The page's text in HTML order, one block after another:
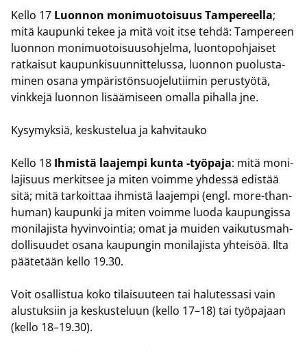
Kello 17 Luon­non mo­ni­muo­toi­suus Tam­pe­reel­la;
mitä kau­pun­ki tekee ja mitä voit itse tehdä: Tam­pe­reen
luon­non mo­ni­muo­toi­suus­oh­jel­ma, luon­to­poh­jai­set
rat­kai­sut kau­pun­ki­suun­nit­te­lus­sa, luon­non puo­lus­ta­
mi­nen osana ym­pä­ris­tön­suo­je­lu­tii­min pe­rus­työ­tä,
vink­ke­jä luon­non li­sää­mi­seen omal­la pi­hal­la jne.
Ky­sy­myk­siä, kes­kus­te­lua ja kah­vi­tau­ko
Kello 18 Ih­mis­tä laa­jem­pi kunta -​työpaja: mitä mo­ni­
la­ji­suus mer­kit­see ja miten voim­me yh­des­sä edis­tää
sitä; mitä tar­koit­taa ih­mis­tä laa­jem­pi (engl. more-​than-
human) kau­pun­ki ja miten voim­me luoda kau­pun­gis­sa
mo­ni­la­jis­ta hy­vin­voin­tia; omat ja mui­den vai­ku­tus­mah­
dol­li­suu­det osana kau­pun­gin mo­ni­la­jis­ta yh­tei­söä. Ilta
pää­te­tään kello 19.30.
Voit osal­lis­tua koko ti­lai­suu­teen tai ha­lu­tes­sa­si vain
alus­tuk­siin ja kes­kus­te­luun (kello 17–18) tai työ­pa­jaan
(kello 18–19.30).